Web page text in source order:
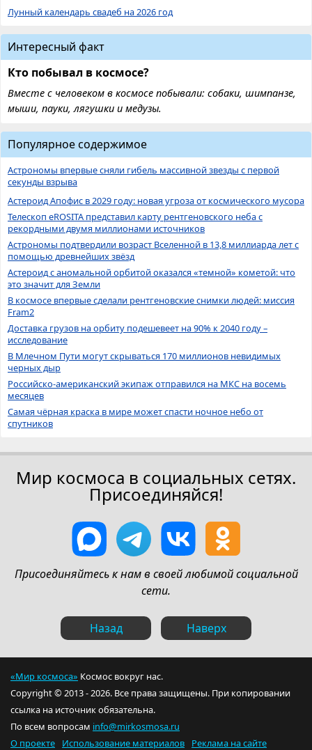
Лунный календарь свадеб на 2026 год
Интересный факт
Кто побывал в космосе?
Вместе с человеком в космосе побывали: собаки, шимпанзе,
мыши, пауки, лягушки и медузы.
Популярное содержимое
Астрономы впервые сняли гибель массивной звезды с первой
секунды взрыва
Астероид Апофис в 2029 году: новая угроза от космического мусора
Телескоп eROSITA представил карту рентгеновского неба с
рекордными двумя миллионами источников
Астрономы подтвердили возраст Вселенной в 13,8 миллиарда лет с
помощью древнейших звёзд
Астероид с аномальной орбитой оказался «темной» кометой: что
это значит для Земли
В космосе впервые сделали рентгеновские снимки людей: миссия
Fram2
Доставка грузов на орбиту подешевеет на 90% к 2040 году –
исследование
В Млечном Пути могут скрываться 170 миллионов невидимых
черных дыр
Российско-американский экипаж отправился на МКС на восемь
месяцев
Самая чёрная краска в мире может спасти ночное небо от
спутников
Мир космоса в социальных сетях.
Присоединяйся!
Присоединяйтесь к нам в своей любимой социальной
сети.
Назад Наверх
«Мир космоса» Космос вокруг нас.
Copyright © 2013 - 2026. Все права защищены. При копировании
ссылка на источник обязательна.
По всем вопросам info@mirkosmosa.ru
О проекте
Использование материалов Реклама на сайте